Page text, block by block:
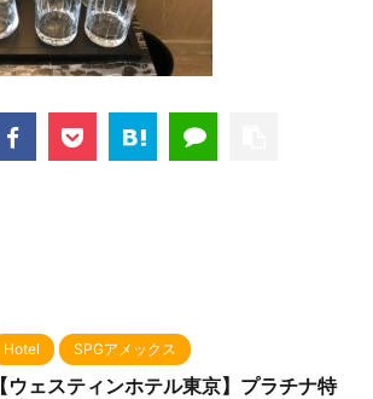
Hotel SPGアメックス
【ウェスティンホテル東京】プラチナ特